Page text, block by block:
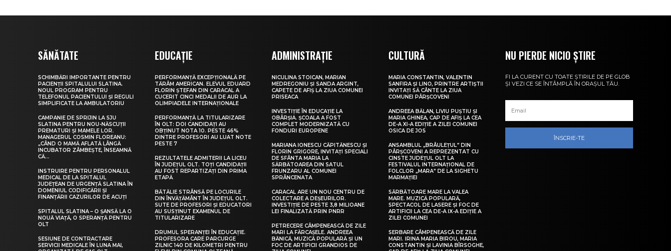
SĂNĂTATE
SCHIMBĂRI IMPORTANTE PENTRU
PACIENȚII SPITALULUI SLATINA.
NOUL PROGRAM PENTRU
TELEFONUL PACIENTULUI ȘI REGULI
SIMPLIFICATE LA AMBULATORIU
CAMPANIE DE SPRIJIN LA SJU
SLATINA PENTRU NOU-NĂSCUȚII
PREMATURI ȘI MAMELE LOR.
MANAGERUL COSMIN FLOREANU:
„CÂND O MAMĂ AFLATĂ LÂNGĂ
INCUBATOR ZÂMBEȘTE, ÎNSEAMNĂ
CĂ...
INSTRUIRE PENTRU PERSONALUL
MEDICAL DE LA SPITALUL
JUDEȚEAN DE URGENȚĂ SLATINA ÎN
DOMENIUL CODIFICĂRII ȘI
FINANȚĂRII CAZURILOR DE ACUȚI
SPITALUL SLATINA – O ȘANSĂ LA O
NOUĂ VIAȚĂ, O SPERANȚĂ PENTRU
OLT
SESIUNE DE CONTRACTARE
SERVICII MEDICALE ÎN LUNA MAI,
EDUCAȚIE
PERFORMANȚĂ EXCEPȚIONALĂ PE
TĂRÂM AMERICAN. ELEVUL EDUARD
FLORIN ȘTEFAN DIN CARACAL A
CUCERIT CINCI MEDALII DE AUR LA
OLIMPIADELE INTERNAȚIONALE
PERFORMANȚĂ LA TITULARIZARE
ÎN OLT: DOI CANDIDAȚI AU
OBȚINUT NOTA 10. PESTE 46%
DINTRE PROFESORI AU LUAT NOTE
PESTE 7
REZULTATELE ADMITERII LA LICEU
ÎN JUDEȚUL OLT. TOȚI CANDIDAȚII
AU FOST REPARTIZAȚI DIN PRIMA
ETAPĂ
BĂTĂLIE STRÂNSĂ PE LOCURILE
DIN ÎNVĂȚĂMÂNT ÎN JUDEȚUL OLT.
SUTE DE PROFESORI ȘI EDUCATORI
AU SUSȚINUT EXAMENUL DE
TITULARIZARE
DRUMUL SPERANȚEI ÎN EDUCAȚIE.
PROFESORA CARE PARCURGE
ZILNIC 140 DE KILOMETRI PENTRU
ADMINISTRAȚIE
NICULINA STOICAN, MARIAN
MEDREGONIU ȘI SANDA ARGINT,
CAPETE DE AFIȘ LA ZIUA COMUNEI
PRISEACA
INVESTIȚIE ÎN EDUCAȚIE LA
OBÂRȘIA. ȘCOALA A FOST
COMPLET MODERNIZATĂ CU
FONDURI EUROPENE
MARIANA IONESCU CĂPITĂNESCU ȘI
FLORIN GRIGORE, INVITAȚI SPECIALI
DE SFÂNTA MARIA LA
SĂRBĂTOAREA DIN SATUL
FRUNZARU AL COMUNEI
SPRÂNCENATA
CARACAL ARE UN NOU CENTRU DE
COLECTARE A DEȘEURILOR.
INVESTIȚIE DE PESTE 3,8 MILIOANE
LEI FINALIZATĂ PRIN PNRR
PETRECERE CÂMPENEASCĂ DE ZILE
MARI LA FĂRCAȘELE. ANDREEA
BĂNICĂ, MUZICĂ POPULARĂ ȘI UN
FOC DE ARTIFICII GRANDIOS DE
CULTURĂ
MARIA CONSTANTIN, VALENTIN
SANFIRA ȘI LINO, PRINTRE ARTIȘTII
INVITAȚI SĂ CÂNTE LA ZIUA
COMUNEI PÂRȘCOVENI
ANDREEA BĂLAN, LIVIU PUȘTIU ȘI
MARIA GHINEA, CAP DE AFIȘ LA CEA
DE-A XI-A EDIȚIE A ZILEI COMUNEI
OSICA DE JOS
ANSAMBLUL „BRÂULEȚUL” DIN
PÂRȘCOVENI A REPREZENTAT CU
CINSTE JUDEȚUL OLT LA
FESTIVALUL INTERNAȚIONAL DE
FOLCLOR „MARA” DE LA SIGHETU
MARMAȚIEI
SĂRBĂTOARE MARE LA VALEA
MARE. MUZICĂ POPULARĂ,
SPECTACOL DE LASERE ȘI FOC DE
ARTIFICII LA CEA DE-A IX-A EDIȚIE A
ZILEI COMUNEI
SERBARE CÂMPENEASCĂ DE ZILE
MARI. IRINA MARIA BIROU, MARIA
CONSTANTIN ȘI LAVINIA BÎRSOGHE,
NU PIERDE NICIO ȘTIRE
FI LA CURENT CU TOATE ȘTIRILE DE PE GLOB
ȘI VEZI CE SE ÎNTÂMPLĂ ÎN ORAȘUL TĂU.
ÎNSCRIE-TE